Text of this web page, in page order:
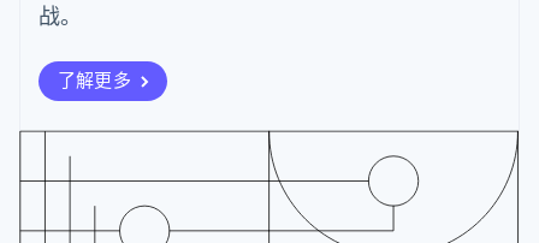
战。
了解更多
法国
English
芬兰
荷兰
Nederlands
加拿大